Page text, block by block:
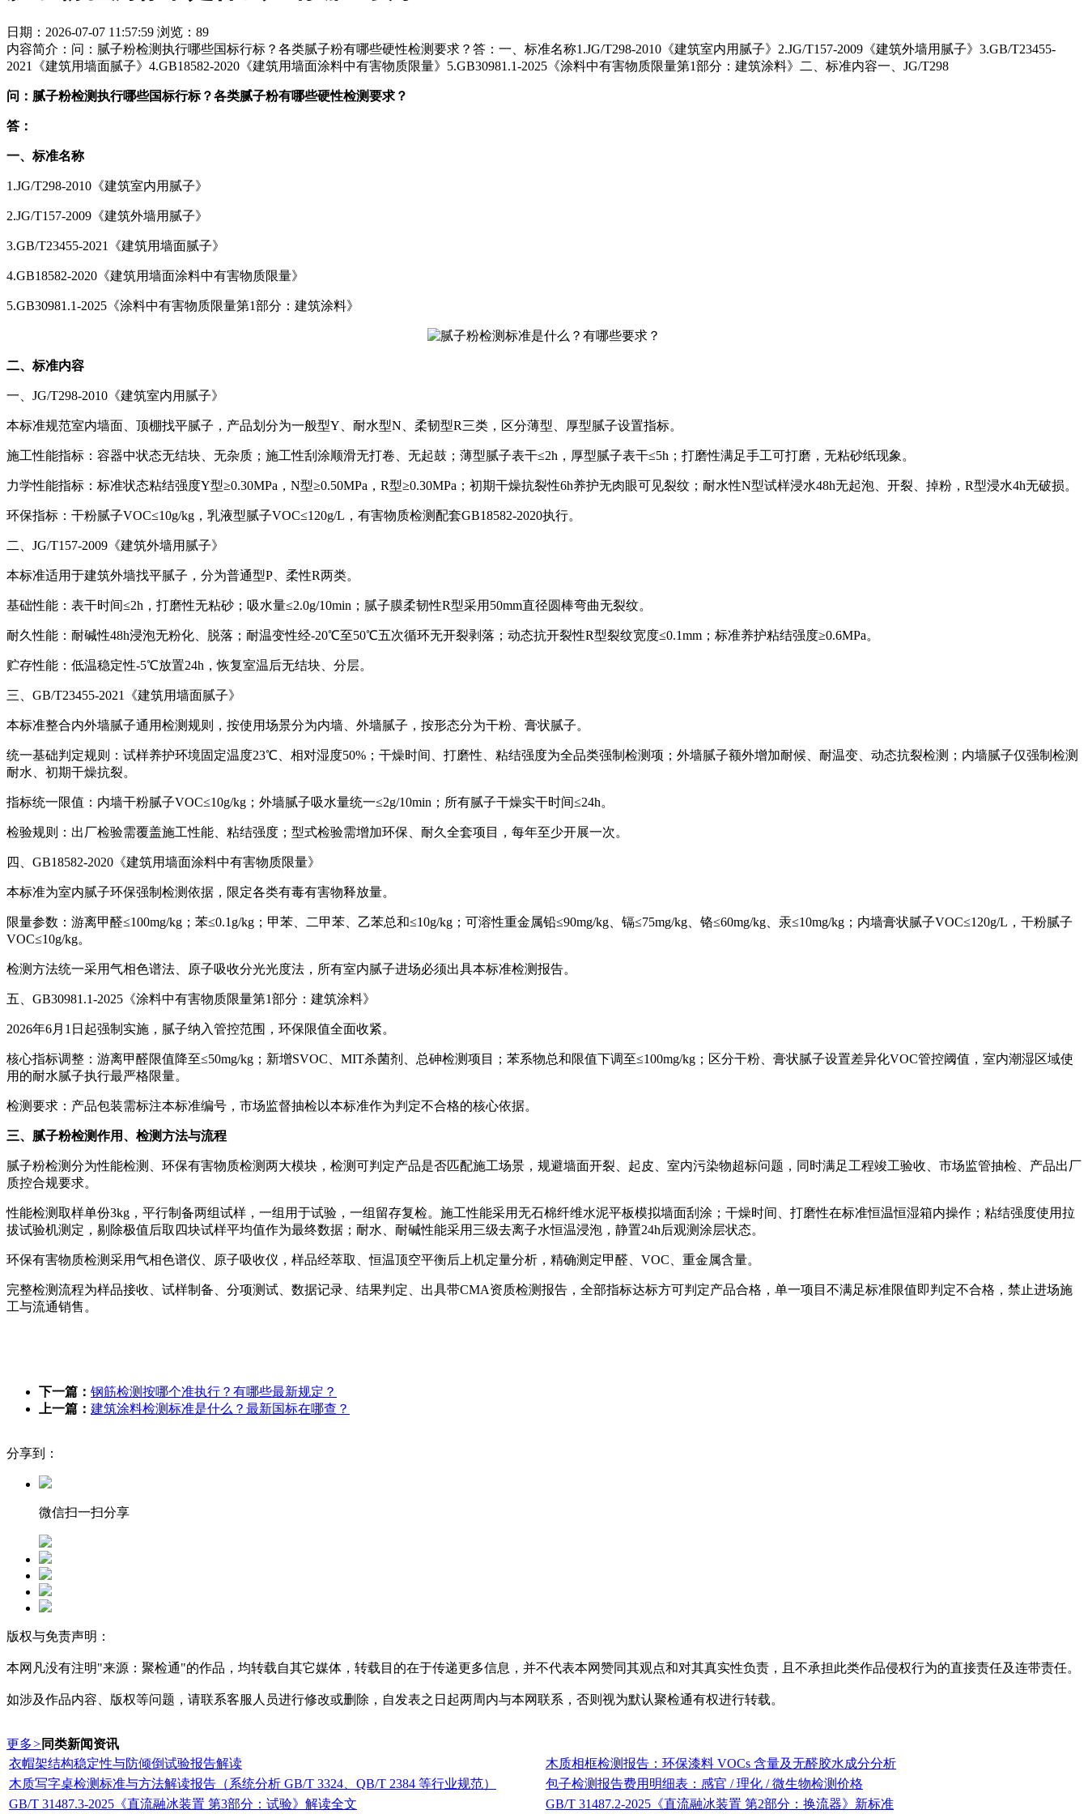
日期：2026-07-07 11:57:59 浏览：89
内容简介：问：腻子粉检测执行哪些国标行标？各类腻子粉有哪些硬性检测要求？答：一、标准名称1.JG/T298-2010《建筑室内用腻子》2.JG/T157-2009《建筑外墙用腻子》3.GB/T23455-
2021《建筑用墙面腻子》4.GB18582-2020《建筑用墙面涂料中有害物质限量》5.GB30981.1-2025《涂料中有害物质限量第1部分：建筑涂料》二、标准内容一、JG/T298
问：腻子粉检测执行哪些国标行标？各类腻子粉有哪些硬性检测要求？
答：
一、标准名称
1.JG/T298-2010《建筑室内用腻子》
2.JG/T157-2009《建筑外墙用腻子》
3.GB/T23455-2021《建筑用墙面腻子》
4.GB18582-2020《建筑用墙面涂料中有害物质限量》
5.GB30981.1-2025《涂料中有害物质限量第1部分：建筑涂料》
二、标准内容
一、JG/T298-2010《建筑室内用腻子》
本标准规范室内墙面、顶棚找平腻子，产品划分为一般型Y、耐水型N、柔韧型R三类，区分薄型、厚型腻子设置指标。
施工性能指标：容器中状态无结块、无杂质；施工性刮涂顺滑无打卷、无起鼓；薄型腻子表干≤2h，厚型腻子表干≤5h；打磨性满足手工可打磨，无粘砂纸现象。
力学性能指标：标准状态粘结强度Y型≥0.30MPa，N型≥0.50MPa，R型≥0.30MPa；初期干燥抗裂性6h养护无肉眼可见裂纹；耐水性N型试样浸水48h无起泡、开裂、掉粉，R型浸水4h无破损。
环保指标：干粉腻子VOC≤10g/kg，乳液型腻子VOC≤120g/L，有害物质检测配套GB18582-2020执行。
二、JG/T157-2009《建筑外墙用腻子》
本标准适用于建筑外墙找平腻子，分为普通型P、柔性R两类。
基础性能：表干时间≤2h，打磨性无粘砂；吸水量≤2.0g/10min；腻子膜柔韧性R型采用50mm直径圆棒弯曲无裂纹。
耐久性能：耐碱性48h浸泡无粉化、脱落；耐温变性经-20℃至50℃五次循环无开裂剥落；动态抗开裂性R型裂纹宽度≤0.1mm；标准养护粘结强度≥0.6MPa。
贮存性能：低温稳定性-5℃放置24h，恢复室温后无结块、分层。
三、GB/T23455-2021《建筑用墙面腻子》
本标准整合内外墙腻子通用检测规则，按使用场景分为内墙、外墙腻子，按形态分为干粉、膏状腻子。
统一基础判定规则：试样养护环境固定温度23℃、相对湿度50%；干燥时间、打磨性、粘结强度为全品类强制检测项；外墙腻子额外增加耐候、耐温变、动态抗裂检测；内墙腻子仅强制检测
耐水、初期干燥抗裂。
指标统一限值：内墙干粉腻子VOC≤10g/kg；外墙腻子吸水量统一≤2g/10min；所有腻子干燥实干时间≤24h。
检验规则：出厂检验需覆盖施工性能、粘结强度；型式检验需增加环保、耐久全套项目，每年至少开展一次。
四、GB18582-2020《建筑用墙面涂料中有害物质限量》
本标准为室内腻子环保强制检测依据，限定各类有毒有害物释放量。
限量参数：游离甲醛≤100mg/kg；苯≤0.1g/kg；甲苯、二甲苯、乙苯总和≤10g/kg；可溶性重金属铅≤90mg/kg、镉≤75mg/kg、铬≤60mg/kg、汞≤10mg/kg；内墙膏状腻子VOC≤120g/L，干粉腻子
VOC≤10g/kg。
检测方法统一采用气相色谱法、原子吸收分光光度法，所有室内腻子进场必须出具本标准检测报告。
五、GB30981.1-2025《涂料中有害物质限量第1部分：建筑涂料》
2026年6月1日起强制实施，腻子纳入管控范围，环保限值全面收紧。
核心指标调整：游离甲醛限值降至≤50mg/kg；新增SVOC、MIT杀菌剂、总砷检测项目；苯系物总和限值下调至≤100mg/kg；区分干粉、膏状腻子设置差异化VOC管控阈值，室内潮湿区域使
用的耐水腻子执行最严格限量。
检测要求：产品包装需标注本标准编号，市场监督抽检以本标准作为判定不合格的核心依据。
三、腻子粉检测作用、检测方法与流程
腻子粉检测分为性能检测、环保有害物质检测两大模块，检测可判定产品是否匹配施工场景，规避墙面开裂、起皮、室内污染物超标问题，同时满足工程竣工验收、市场监管抽检、产品出厂
质控合规要求。
性能检测取样单份3kg，平行制备两组试样，一组用于试验，一组留存复检。施工性能采用无石棉纤维水泥平板模拟墙面刮涂；干燥时间、打磨性在标准恒温恒湿箱内操作；粘结强度使用拉
拔试验机测定，剔除极值后取四块试样平均值作为最终数据；耐水、耐碱性能采用三级去离子水恒温浸泡，静置24h后观测涂层状态。
环保有害物质检测采用气相色谱仪、原子吸收仪，样品经萃取、恒温顶空平衡后上机定量分析，精确测定甲醛、VOC、重金属含量。
完整检测流程为样品接收、试样制备、分项测试、数据记录、结果判定、出具带CMA资质检测报告，全部指标达标方可判定产品合格，单一项目不满足标准限值即判定不合格，禁止进场施
工与流通销售。
下一篇： ‌‌‌‌‌‌钢筋检测按哪个准执行？有哪些最新规定？
上一篇： 建筑涂料检测标准是什么？最新国标在哪查？
分享到：
微信扫一扫分享
版权与免责声明：
本网凡没有注明"来源：聚检通"的作品，均转载自其它媒体，转载目的在于传递更多信息，并不代表本网赞同其观点和对其真实性负责，且不承担此类作品侵权行为的直接责任及连带责任。
如涉及作品内容、版权等问题，请联系客服人员进行修改或删除，自发表之日起两周内与本网联系，否则视为默认聚检通有权进行转载。
更多> 同类新闻资讯
衣帽架结构稳定性与防倾倒试验报告解读
木质相框检测报告：环保漆料 VOCs 含量及无醛胶水成分分析
木质写字桌检测标准与方法解读报告（系统分析 GB/T 3324、QB/T 2384 等行业规范）
包子检测报告费用明细表：感官 / 理化 / 微生物检测价格
GB/T 31487.3-2025《直流融冰装置 第3部分：试验》解读全文
GB/T 31487.2-2025《直流融冰装置 第2部分：换流器》新标准